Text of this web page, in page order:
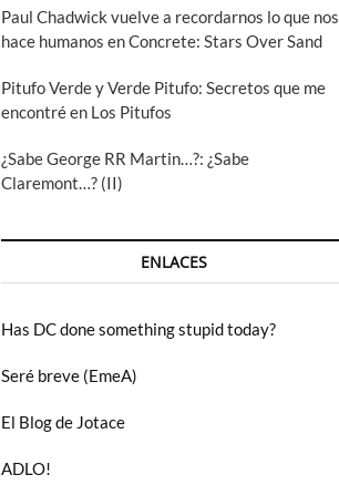
Paul Chadwick vuelve a recordarnos lo que nos
hace humanos en Concrete: Stars Over Sand
Pitufo Verde y Verde Pitufo: Secretos que me
encontré en Los Pitufos
¿Sabe George RR Martin…?: ¿Sabe
Claremont…? (II)
ENLACES
Has DC done something stupid today?
Seré breve (EmeA)
El Blog de Jotace
ADLO!